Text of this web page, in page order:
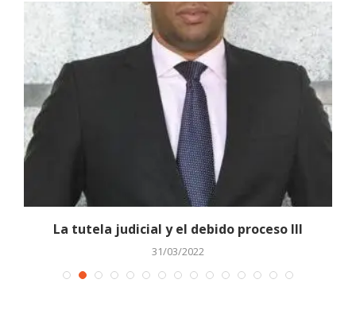
La tutela judicial y el debido proceso III
31/03/2022